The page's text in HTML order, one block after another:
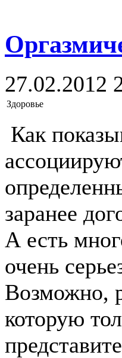
27.02.2012
Здоровье
Как
заранее
А есть
очень
Возможно,
которую